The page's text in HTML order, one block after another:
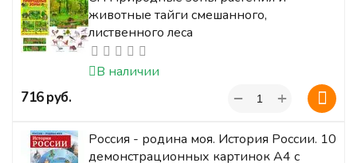
животные тайги смешанного,
лиственного леса
В наличии
‍716‍руб. +
−
Россия - родина моя. История России. 10
демонстрационных картинок А4 с